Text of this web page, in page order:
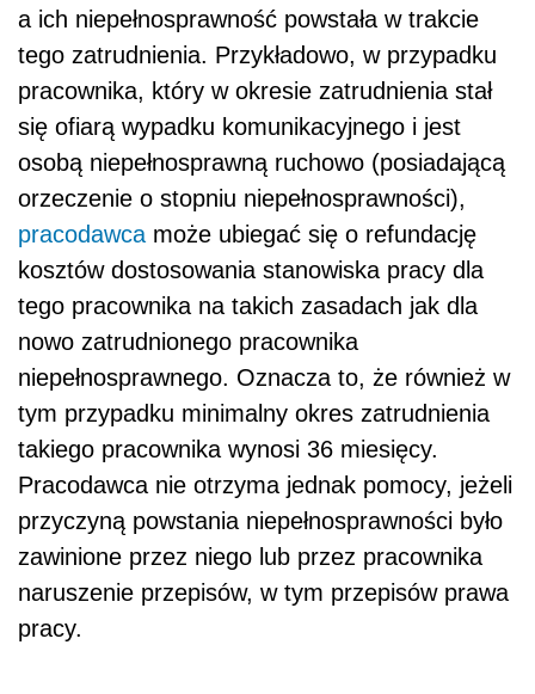
a ich niepełnosprawność powstała w trakcie
tego zatrudnienia. Przykładowo, w przypadku
pracownika, który w okresie zatrudnienia stał
się ofiarą wypadku komunikacyjnego i jest
osobą niepełnosprawną ruchowo (posiadającą
orzeczenie o stopniu niepełnosprawności),
pracodawca może ubiegać się o refundację
kosztów dostosowania stanowiska pracy dla
tego pracownika na takich zasadach jak dla
nowo zatrudnionego pracownika
niepełnosprawnego. Oznacza to, że również w
tym przypadku minimalny okres zatrudnienia
takiego pracownika wynosi 36 miesięcy.
Pracodawca nie otrzyma jednak pomocy, jeżeli
przyczyną powstania niepełnosprawności było
zawinione przez niego lub przez pracownika
naruszenie przepisów, w tym przepisów prawa
pracy.